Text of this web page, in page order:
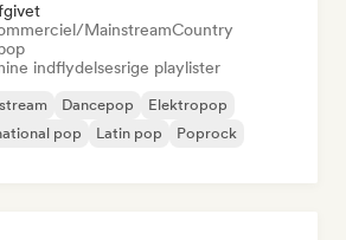
MainstreamCountry
indflydelsesrige playlister
Dancepop
Elektropop
pop Latin pop
Poprock